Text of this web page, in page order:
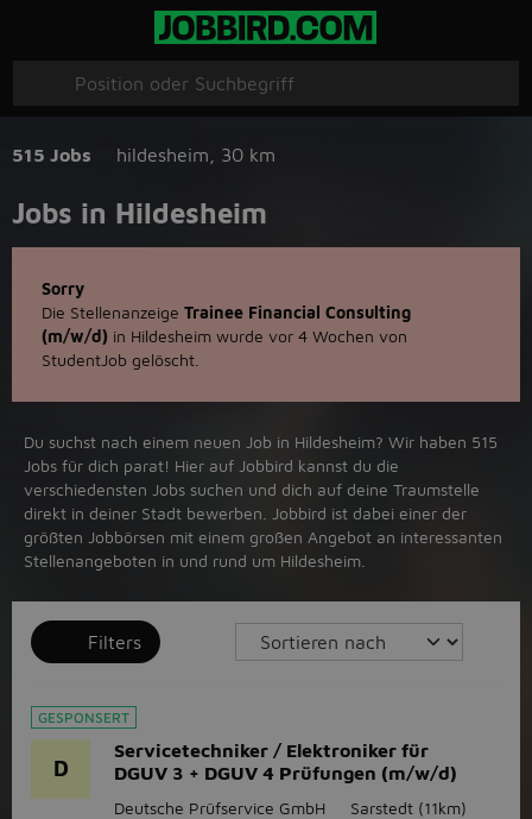
515 Jobs hildesheim 30 km
Jobs in Hildesheim
Sorry
Die Stellenanzeige Trainee Financial Consulting
(m/w/d) in Hildesheim wurde vor 4 Wochen von
StudentJob gelöscht.
Du suchst nach einem neuen Job in Hildesheim? Wir haben 515
Jobs für dich parat! Hier auf Jobbird kannst du die
verschiedensten Jobs suchen und dich auf deine Traumstelle
direkt in deiner Stadt bewerben. Jobbird ist dabei einer der
größten Jobbörsen mit einem großen Angebot an interessanten
Stellenangeboten in und rund um Hildesheim.
Filters
GESPONSERT
D
Servicetechniker / Elektroniker für
DGUV 3 + DGUV 4 Prüfungen (m/w/d)
Deutsche Prüfservice GmbH Sarstedt (11km)